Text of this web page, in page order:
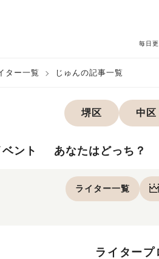
毎日
ター一覧 じゅんの記事一覧
堺区 中区
ベント あなたはどっち？
ライター一覧
ライタープ